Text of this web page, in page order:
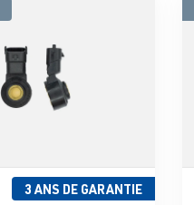
3 ANS DE GARANTIE